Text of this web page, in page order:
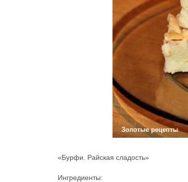
Золотые рецепты
«Бурфи. Райская сладость»
Ингредиенты: